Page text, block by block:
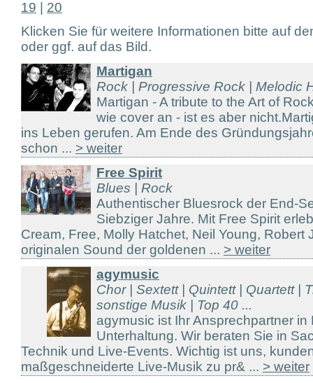
19
20
Klicken Sie für weitere Informationen bitte auf
oder ggf. auf das Bild.
Martigan
Rock | Progressive Rock | Melodic
Martigan - A tribute to the Art of
wie cover an - ist es aber
ins Leben gerufen. Am Ende des
schon ... > weiter
Free Spirit
Blues | Rock
Authentischer Bluesrock der End-
Siebziger Jahre. Mit Free Spirit
Cream, Free, Molly Hatchet, Neil Young, Robert
originalen Sound der goldenen ... > weiter
agymusic
Chor | Sextett | Quintett | Quartett |
sonstige Musik | Top 40 ...
agymusic ist Ihr Ansprechpartner
Unterhaltung. Wir beraten Sie in
Technik und Live-Events. Wichtig ist uns,
maßgeschneiderte Live-Musik zu pr& ... > weiter